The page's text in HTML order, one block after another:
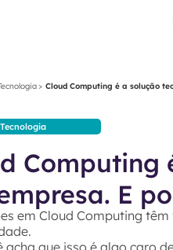
> Cloud Computing é a solução
Tecnologia
Computing
E
em Cloud Computing
acha que isso é algo caro